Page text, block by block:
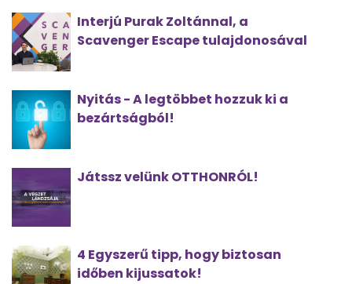
Interjú Purak Zoltánnal, a
Scavenger Escape tulajdonosával
Nyitás - A legtöbbet hozzuk ki a
bezártságból!
Játssz velünk OTTHONRÓL!
4 Egyszerű tipp, hogy biztosan
időben kijussatok!